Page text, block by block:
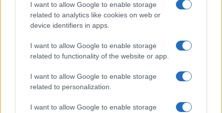
I want to allow Google to enable storage
related to analytics like cookies on web or
device identifiers in apps.
I want to allow Google to enable storage
related to functionality of the website or app.
I want to allow Google to enable storage
related to personalization.
I want to allow Google to enable storage